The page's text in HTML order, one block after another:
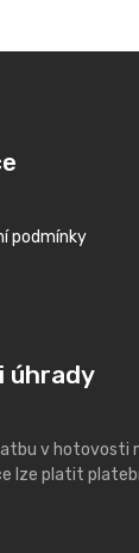
podmínky
úhrady
v hotovosti
lze platit